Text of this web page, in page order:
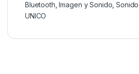
Bluetooth ,Imagen y Sonido ,Sonido
UNICO